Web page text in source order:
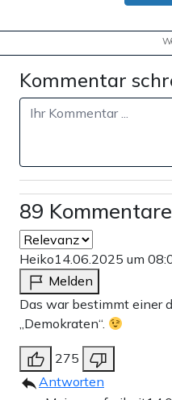
Kommentar
89 Kommentare
Heiko14.06.2025 um
Melden
Das war bestimmt einer
„Demokraten“.
275
Antworten